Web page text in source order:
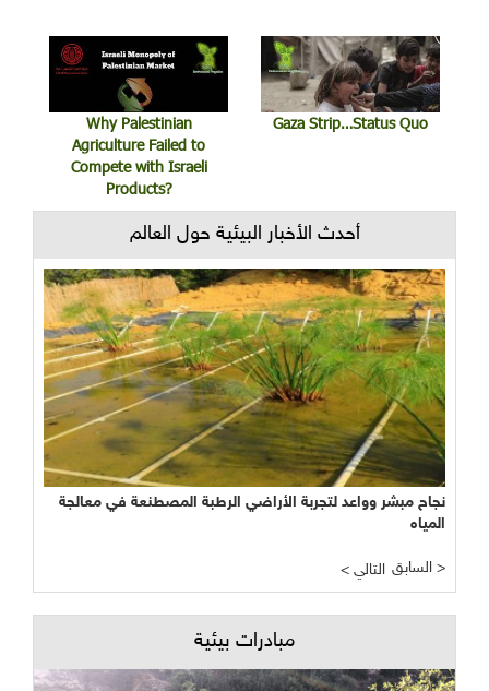
Gaza Strip…Status Quo
Why Palestinian
Agriculture Failed to
Compete with Israeli
Products?
أحدث الأخبار البيئية حول العالم
نجاح مبشر وواعد لتجربة الأراضي الرطبة المصطنعة في معالجة
المياه
< التالي السابق >
مبادرات بيئية